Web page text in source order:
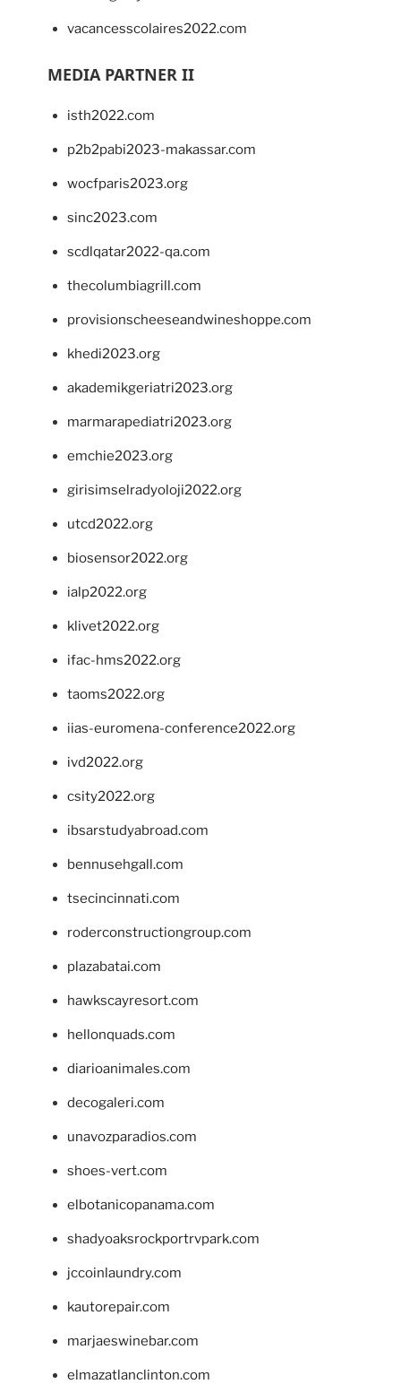
vacancesscolaires2022.com
MEDIA PARTNER II
isth2022.com
p2b2pabi2023-makassar.com
wocfparis2023.org
sinc2023.com
scdlqatar2022-qa.com
thecolumbiagrill.com
provisionscheeseandwineshoppe.com
khedi2023.org
akademikgeriatri2023.org
marmarapediatri2023.org
emchie2023.org
girisimselradyoloji2022.org
utcd2022.org
biosensor2022.org
ialp2022.org
klivet2022.org
ifac-hms2022.org
taoms2022.org
iias-euromena-conference2022.org
ivd2022.org
csity2022.org
ibsarstudyabroad.com
bennusehgall.com
tsecincinnati.com
roderconstructiongroup.com
plazabatai.com
hawkscayresort.com
hellonquads.com
diarioanimales.com
decogaleri.com
unavozparadios.com
shoes-vert.com
elbotanicopanama.com
shadyoaksrockportrvpark.com
jccoinlaundry.com
kautorepair.com
marjaeswinebar.com
elmazatlanclinton.com